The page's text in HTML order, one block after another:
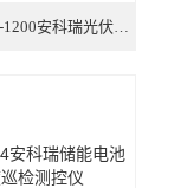
AcrelCloud-1200安科瑞光伏电站智慧运维云平台